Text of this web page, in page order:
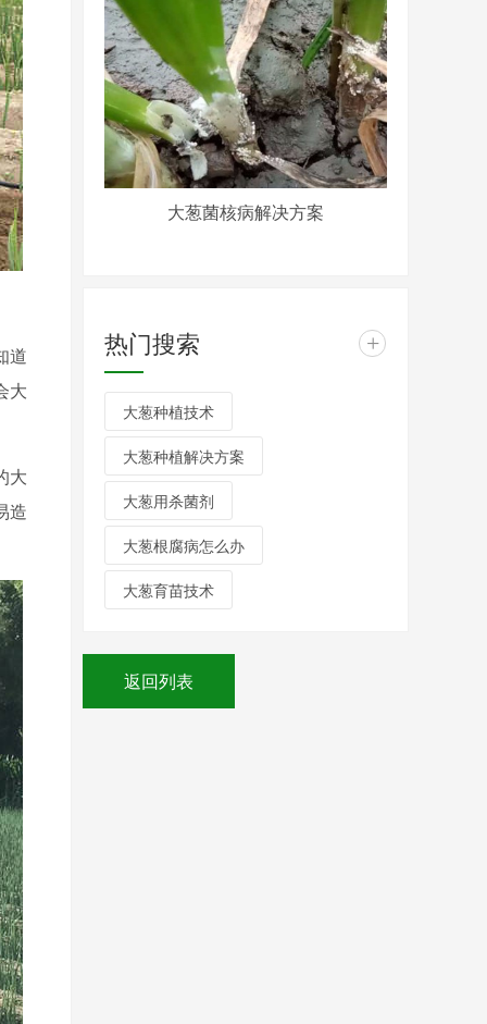
道
大
大
造
大葱菌核病解决方案
热门搜索 +
大葱种植技术
大葱种植解决方案
大葱用杀菌剂
大葱根腐病怎么办
大葱育苗技术
返回列表